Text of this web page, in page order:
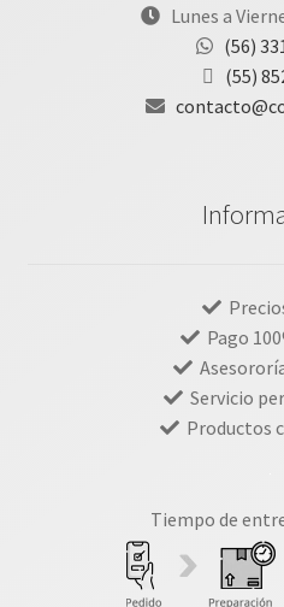
Lunes a
(56)
(55)
Pago
Servicio
Productos
Tiempo de